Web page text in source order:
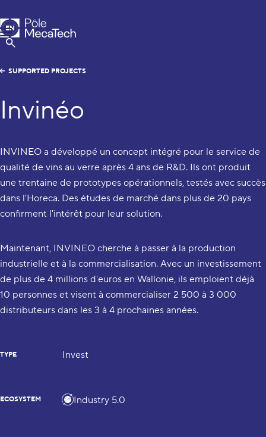
MecaTech
Menu
Show Search
EN
FR
SUPPORTED PROJECTS
Invinéo
INVINEO a développé un concept intégré pour le service de
qualité de vins au verre après 4 ans de R&D. Ils ont produit
une trentaine de prototypes opérationnels, testés avec succès
dans l'Horeca. Des études de marché dans plus de 20 pays
confirment l'intérêt pour leur solution.
Maintenant, INVINEO cherche à passer à la production
industrielle et à la commercialisation. Avec un investissement
de plus de 4 millions d'euros en Wallonie, ils emploient déjà
10 personnes et visent à commercialiser 2 500 à 3 000
distributeurs dans les 3 à 4 prochaines années.
TYPE Invest
ECOSYSTEM Industry 5.0